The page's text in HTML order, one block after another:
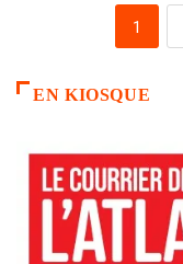
1
EN KIOSQUE